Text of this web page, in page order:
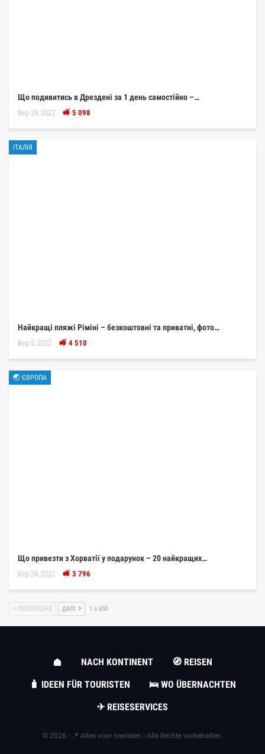
Що подивитись в Дрездені за 1 день самостійно –…
Вер 29, 2022 5 098
ІТАЛІЯ
Найкращі пляжі Ріміні – безкоштовні та приватні, фото…
Вер 5, 2022 4 510
🌏 ЄВРОПА
Що привезти з Хорватії у подарунок – 20 найкращих…
Бер 24, 2022 3 796
ПОПЕРЕДНЯ ДАЛІ 1 з 650
NACH KONTINENT
🧭 REISEN
🧳 IDEEN FÜR TOURISTEN
🛌 WO ÜBERNACHTEN
✈ REISESERVICES
© 2026 - 📍 Alles voor toeristen | Alle Rechte vorbehalten.